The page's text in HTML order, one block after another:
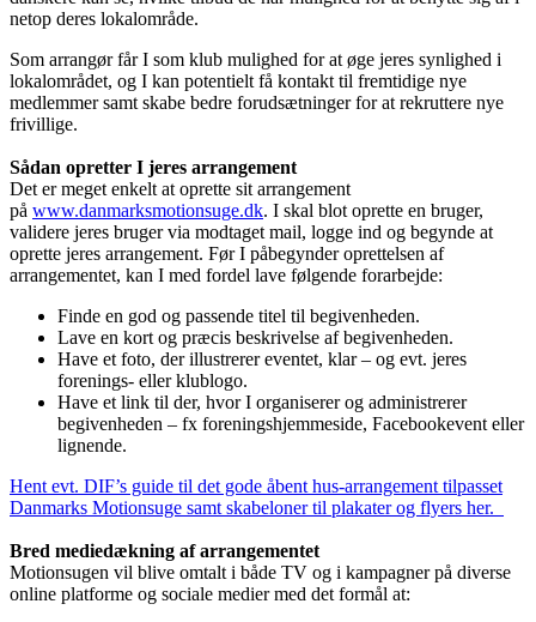
netop deres lokalområde.
Som arrangør får I som klub mulighed for at øge jeres synlighed i
lokalområdet, og I kan potentielt få kontakt til fremtidige nye
medlemmer samt skabe bedre forudsætninger for at rekruttere nye
frivillige.
Sådan opretter I jeres arrangement
Det er meget enkelt at oprette sit arrangement
på www.danmarksmotionsuge.dk. I skal blot oprette en bruger,
validere jeres bruger via modtaget mail, logge ind og begynde at
oprette jeres arrangement. Før I påbegynder oprettelsen af
arrangementet, kan I med fordel lave følgende forarbejde:
Finde en god og passende titel til begivenheden.
Lave en kort og præcis beskrivelse af begivenheden.
Have et foto, der illustrerer eventet, klar – og evt. jeres
forenings- eller klublogo.
Have et link til der, hvor I organiserer og administrerer
begivenheden – fx foreningshjemmeside, Facebookevent eller
lignende.
Hent evt. DIF’s guide til det gode åbent hus-arrangement tilpasset
Danmarks Motionsuge samt skabeloner til plakater og flyers her.
Bred mediedækning af arrangementet
Motionsugen vil blive omtalt i både TV og i kampagner på diverse
online platforme og sociale medier med det formål at: